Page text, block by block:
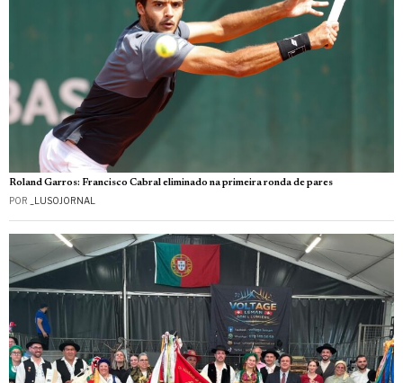
Roland Garros: Francisco Cabral eliminado na primeira ronda de pares
POR _LUSOJORNAL